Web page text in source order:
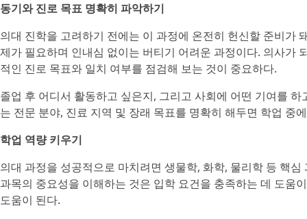
동기와 진로 목표 명확히 파악하기
의대 진학을 고려하기 전에는 이 과정에 온전히 헌신할 준비가
제가 필요하며 인내심 없이는 버티기 어려운 과정이다. 의사가
적인 진로 목표와 일치 여부를 점검해 보는 것이 중요하다.
졸업 후 어디서 활동하고 싶은지, 그리고 사회에 어떤 기여를
는 전문 분야, 진료 지역 및 장래 목표를 명확히 해두면 학업 중
학업 역량 키우기
의대 과정을 성공적으로 마치려면 생물학, 화학, 물리학 등 핵
과목의 중요성을 이해하는 것은 입학 요건을 충족하는 데 도움
도움이 된다.